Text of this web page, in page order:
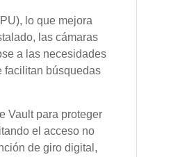
lo que mejora
las cámaras
a las necesidades
facilitan búsquedas
Vault para proteger
el acceso no
de giro digital,